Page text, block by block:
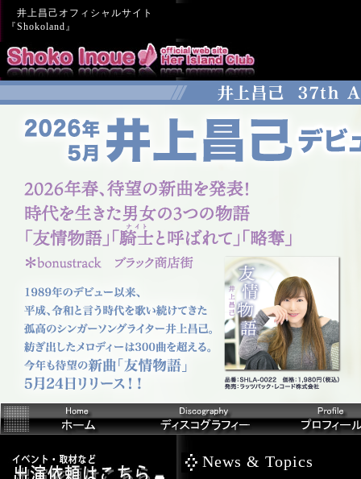
井上昌己オフィシャルサイト
『Shokoland』
News & Topics